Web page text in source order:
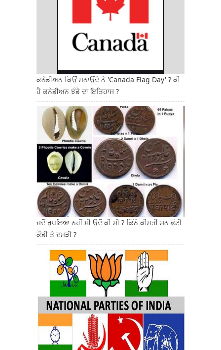
ਕਨੇਡੀਅਨ ਕਿਉਂ ਮਨਾਉਂਦੇ ਨੇ 'Canada Flag Day' ? ਕੀ
ਹੈ ਕਨੇਡੀਅਨ ਝੰਡੇ ਦਾ ਇਤਿਹਾਸ ?
ਜਦੋਂ ਰੁਪਇਆ ਨਹੀਂ ਸੀ ਉਦੋਂ ਕੀ ਸੀ ? ਕਿੰਨੇ ਕੀਮਤੀ ਸਨ ਫੁੱਟੀ
ਕੌਡੀ ਤੇ ਦਮੜੀ ?